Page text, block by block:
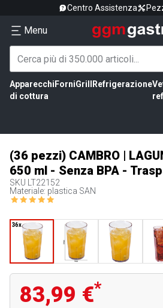
Centro Assistenza
Menu
Apparecchi
di cottura
ForniGrill Refrigerazione
(36 pezzi) CAMBRO |
650 ml - Senza BPA -
SKU LT22152
Materiale: plastica SAN
83,99 €*